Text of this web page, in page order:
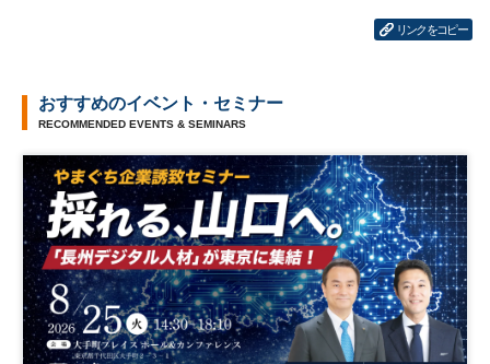
リンクをコピー
おすすめのイベント・セミナー
RECOMMENDED EVENTS & SEMINARS